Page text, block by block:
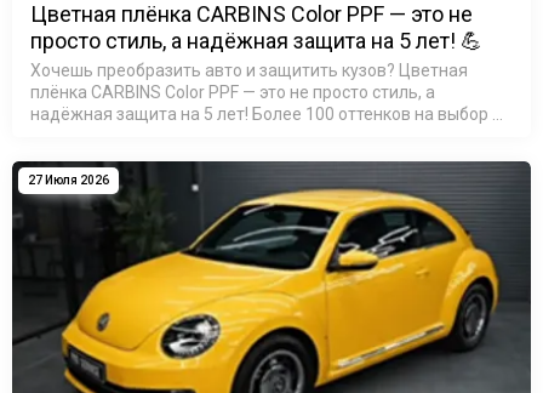
Цветная плёнка CARBINS Color PPF — это не
просто стиль, а надёжная защита на 5 лет! 💪
Хочешь преобразить авто и защитить кузов? Цветная
плёнка CARBINS Color PPF — это не просто стиль, а
надёжная защита на 5 лет! Более 100 оттенков на выбор —
27 Июля 2026